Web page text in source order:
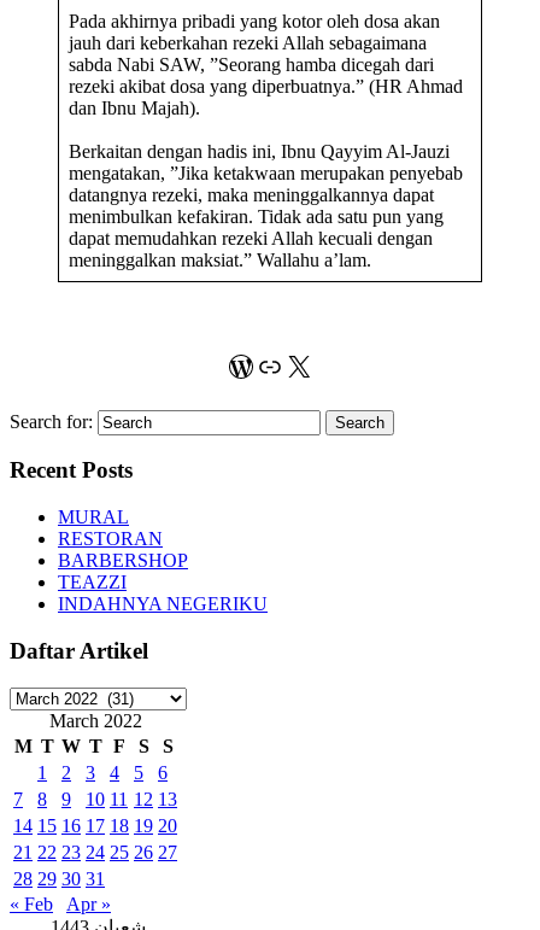
Pada akhirnya pribadi yang kotor oleh dosa akan
jauh dari keberkahan rezeki Allah sebagaimana
sabda Nabi SAW, ”Seorang hamba dicegah dari
rezeki akibat dosa yang diperbuatnya.” (HR Ahmad
dan Ibnu Majah).
Berkaitan dengan hadis ini, Ibnu Qayyim Al-Jauzi
mengatakan, ”Jika ketakwaan merupakan penyebab
datangnya rezeki, maka meninggalkannya dapat
menimbulkan kefakiran. Tidak ada satu pun yang
dapat memudahkan rezeki Allah kecuali dengan
meninggalkan maksiat.” Wallahu a’lam.
WordPress
Link
X
Search for:
Recent Posts
MURAL
RESTORAN
BARBERSHOP
TEAZZI
INDAHNYA NEGERIKU
Daftar Artikel
Daftar
ArtikelMarch 2022
M T W T F S
S
1
2 3 4 5
6
7
8 9 10 11 12 13
14 15 16 17 18 19 20
21 22 23 24 25 26 27
28 29 30 31
« Feb
Apr »